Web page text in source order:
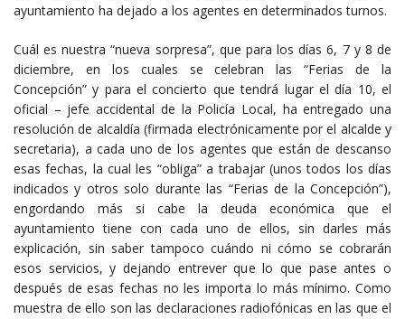
ayuntamiento ha dejado a los agentes en determinados turnos.
Cuál es nuestra “nueva sorpresa”, que para los días 6, 7 y 8 de
diciembre, en los cuales se celebran las “Ferias de la
Concepción” y para el concierto que tendrá lugar el día 10, el
oficial – jefe accidental de la Policía Local, ha entregado una
resolución de alcaldía (firmada electrónicamente por el alcalde y
secretaria), a cada uno de los agentes que están de descanso
esas fechas, la cual les “obliga” a trabajar (unos todos los días
indicados y otros solo durante las “Ferias de la Concepción”),
engordando más si cabe la deuda económica que el
ayuntamiento tiene con cada uno de ellos, sin darles más
explicación, sin saber tampoco cuándo ni cómo se cobrarán
esos servicios, y dejando entrever que lo que pase antes o
después de esas fechas no les importa lo más mínimo. Como
muestra de ello son las declaraciones radiofónicas en las que el